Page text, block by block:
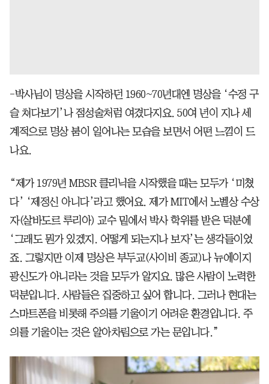
-박사님이 명상을 시작하던 1960~70년대엔 명상을 ‘수정 구
슬 쳐다보기’나 점성술처럼 여겼다지요. 50여 년이 지나 세
계적으로 명상 붐이 일어나는 모습을 보면서 어떤 느낌이 드
나요.
“제가 1979년 MBSR 클리닉을 시작했을 때는 모두가 ‘미쳤
다’ ‘제정신 아니다’라고 했어요. 제가 MIT에서 노벨상 수상
자(살바도르 루리아) 교수 밑에서 박사 학위를 받은 덕분에
‘그래도 뭔가 있겠지. 어떻게 되는지나 보자’는 생각들이었
죠. 그렇지만 이제 명상은 부두교(사이비 종교)나 뉴에이지
광신도가 아니라는 것을 모두가 알지요. 많은 사람이 노력한
덕분입니다. 사람들은 집중하고 싶어 합니다. 그러나 현대는
스마트폰을 비롯해 주의를 기울이기 어려운 환경입니다. 주
의를 기울이는 것은 알아차림으로 가는 문입니다.”